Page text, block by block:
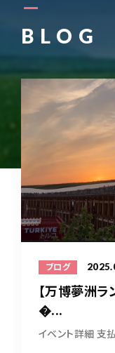
BLOG
ブログ
【万博夢洲
�...
イベント詳細 支